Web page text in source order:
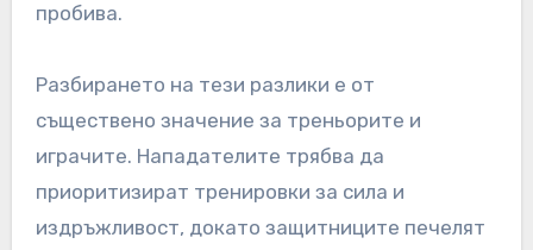
пробива.
Разбирането на тези разлики е от
съществено значение за треньорите и
играчите. Нападателите трябва да
приоритизират тренировки за сила и
издръжливост, докато защитниците печелят